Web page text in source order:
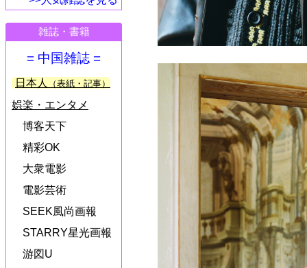
雑誌・書籍
= 中国雑誌 =
日本人 （表紙・記事）
娯楽・エンタメ
博客天下
精彩OK
大衆電影
電影芸術
SEEK風尚画報
STARRY星光画報
游図U